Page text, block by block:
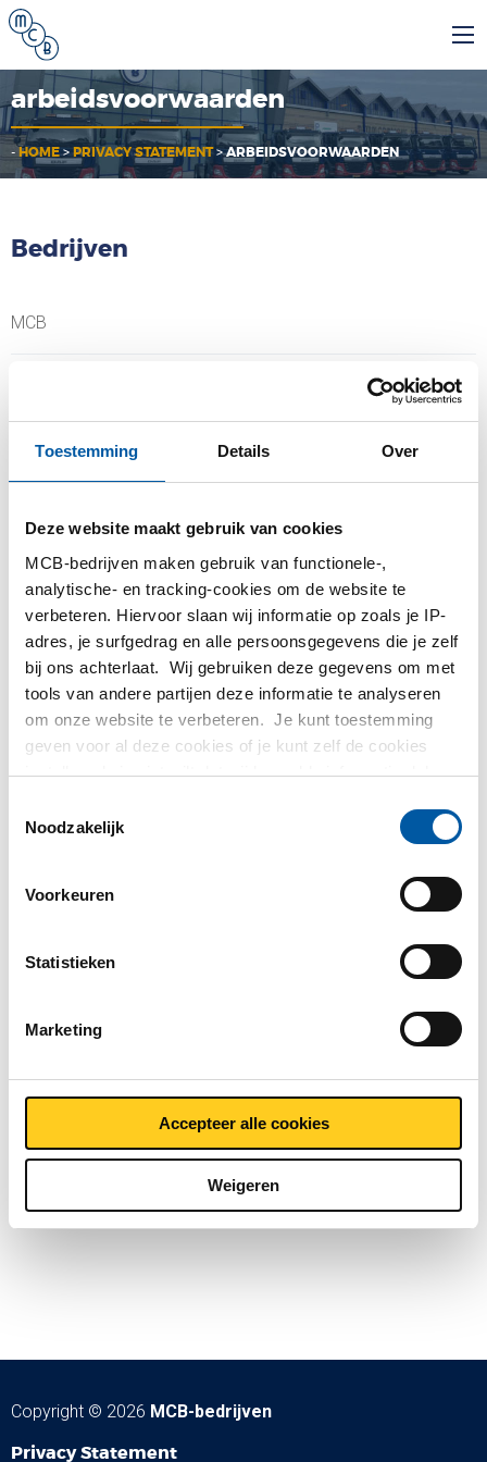
Toestemming Details Over
Deze website maakt gebruik van cookies
MCB-bedrijven maken gebruik van functionele-,
analytische- en tracking-cookies om de website te
verbeteren. Hiervoor slaan wij informatie op zoals je IP-
adres, je surfgedrag en alle persoonsgegevens die je zelf
bij ons achterlaat. Wij gebruiken deze gegevens om met
tools van andere partijen deze informatie te analyseren
om onze website te verbeteren. Je kunt toestemming
geven voor al deze cookies of je kunt zelf de cookies
instellen als je niet wilt dat wij bepaalde informatie delen.
partijen waarmee wij samenwerken vind je in ons
Noodzakelijk
Voorkeuren
Statistieken
Marketing
Accepteer alle cookies
Weigeren
arbeidsvoorwaarden
-HOME> PRIVACY STATEMENT>ARBEIDSVOORWAARDEN
Bedrijven
MCB
MCB Direct
Testas
TS Métaux
Copyright © 2026 MCB-bedrijven
Privacy Statement